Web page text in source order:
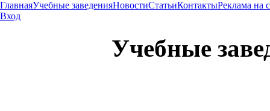
ГлавнаяУчебные заведенияНовостиСтатьиКонтактыРеклама на
Вход
Учебные